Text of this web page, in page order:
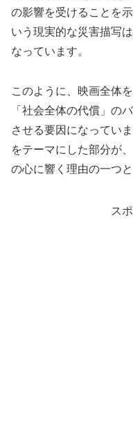
の影響を受けることを
いう現実的な災害描写
なっています。
このように、映画全体
「社会全体の代償」の
させる要因になってい
をテーマにした部分が
の心に響く理由の一つ
ス